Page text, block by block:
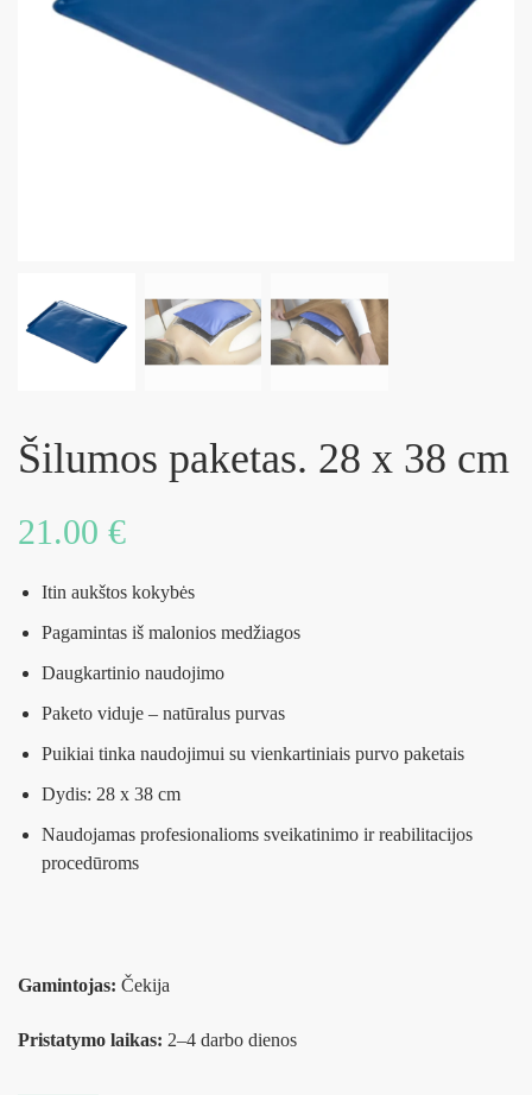
Šilumos paketas. 28 x 38 cm
21.00 €
Itin aukštos kokybės
Pagamintas iš malonios medžiagos
Daugkartinio naudojimo
Paketo viduje – natūralus purvas
Puikiai tinka naudojimui su vienkartiniais purvo paketais
Dydis: 28 x 38 cm
Naudojamas profesionalioms sveikatinimo ir reabilitacijos
procedūroms
Gamintojas: Čekija
Pristatymo laikas: 2–4 darbo dienos